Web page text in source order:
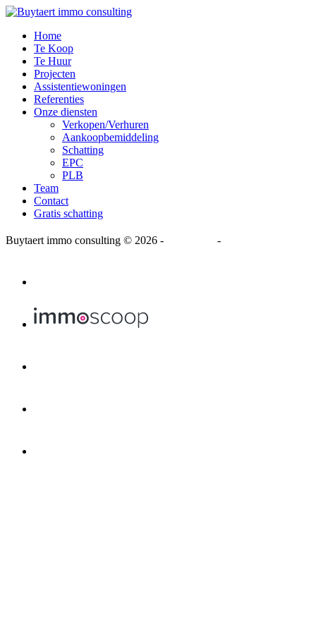
Home
Te Koop
Te Huur
Projecten
Assistentiewoningen
Referenties
Onze diensten
Verkopen/Verhuren
Aankoopbemiddeling
Schatting
EPC
PLB
Team
Contact
Gratis schatting
Buytaert immo consulting © 2026 - -